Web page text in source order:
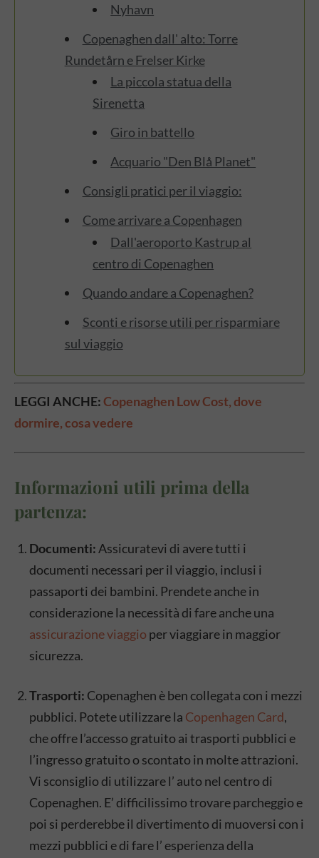
Nyhavn
Copenaghen dall' alto: Torre
Rundetårn e Frelser Kirke
La piccola statua della
Sirenetta
Giro in battello
Acquario "Den Blå Planet"
Consigli pratici per il viaggio:
Come arrivare a Copenhagen
Dall'aeroporto Kastrup al
centro di Copenaghen
Quando andare a Copenaghen?
Sconti e risorse utili per risparmiare
sul viaggio
LEGGI ANCHE:Copenaghen Low Cost, dove
dormire, cosa vedere
Informazioni utili prima della
partenza:
Documenti: Assicuratevi di avere tutti i
documenti necessari per il viaggio, inclusi i
passaporti dei bambini. Prendete anche in
considerazione la necessità di fare anche una
assicurazione viaggio per viaggiare in maggior
sicurezza.
Trasporti: Copenaghen è ben collegata con i mezzi
pubblici. Potete utilizzare la Copenhagen Card,
che offre l’accesso gratuito ai trasporti pubblici e
l’ingresso gratuito o scontato in molte attrazioni.
Vi sconsiglio di utilizzare l’ auto nel centro di
Copenaghen. E’ difficilissimo trovare parcheggio e
poi si perderebbe il divertimento di muoversi con i
mezzi pubblici e di fare l’ esperienza della